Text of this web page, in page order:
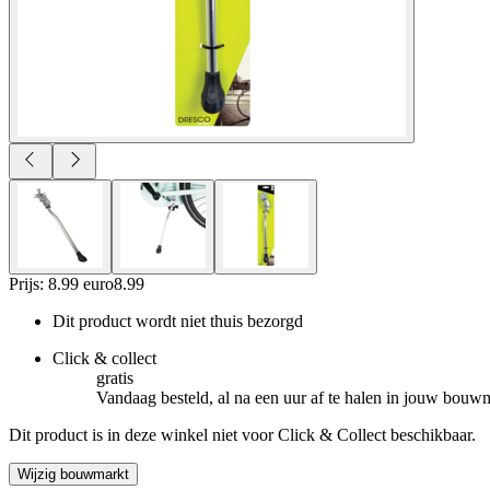
Prijs: 8.99 euro8.99
Dit product wordt niet thuis bezorgd
Click & collect
gratis
Vandaag besteld, al na een uur af te halen in jouw
Dit product is in deze winkel niet voor Click & Collect beschikbaar.
Wijzig bouwmarkt